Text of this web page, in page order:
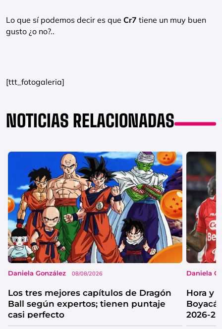
Lo que sí podemos decir es que Cr7 tiene un muy buen
gusto ¿o no?..
[ttt_fotogaleria]
NOTICIAS RELACIONADAS
Daniela González 08/08/2026
Los tres mejores capítulos de Dragón
Ball según expertos; tienen puntaje
casi perfecto
Daniela
Hora y
Boyacá
2026-2